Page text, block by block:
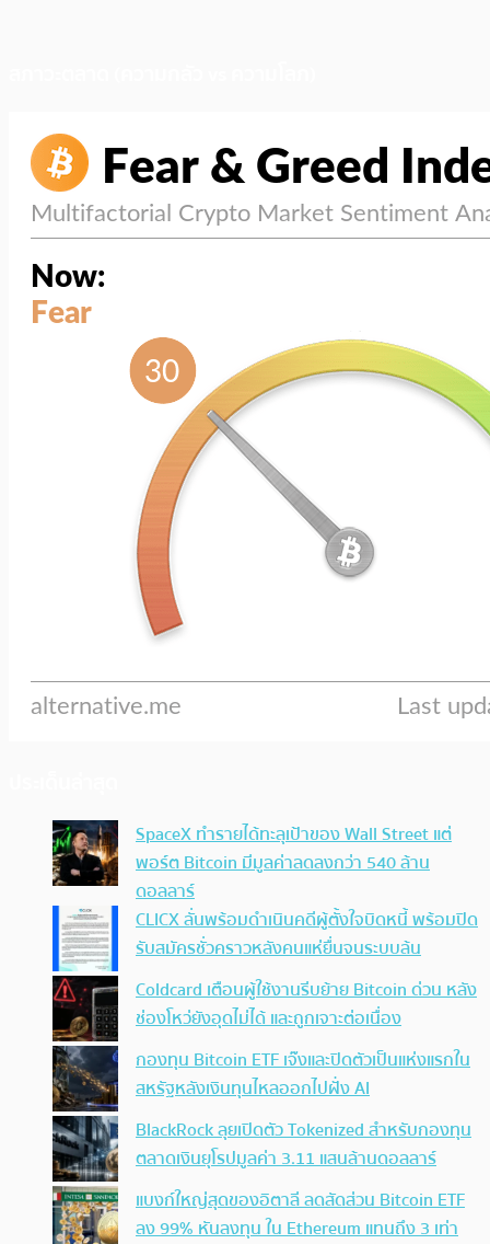
SpaceX ทำรายได้ทะลุเป้าของ Wall Street แต่
พอร์ต Bitcoin มีมูลค่าลดลงกว่า 540 ล้าน
ดอลลาร์
CLICX ลั่นพร้อมดำเนินคดีผู้ตั้งใจบิดหนี้ พร้อมปิด
รับสมัครชั่วคราวหลังคนแห่ยื่นจนระบบล้น
Coldcard เตือนผู้ใช้งานรีบย้าย Bitcoin ด่วน หลัง
ช่องโหว่ยังอุดไม่ได้ และถูกเจาะต่อเนื่อง
กองทุน Bitcoin ETF เจ๊งและปิดตัวเป็นแห่งแรกใน
สหรัฐหลังเงินทุนไหลออกไปฝั่ง AI
BlackRock ลุยเปิดตัว Tokenized สำหรับกองทุน
ตลาดเงินยุโรปมูลค่า 3.11 แสนล้านดอลลาร์
แบงก์ใหญ่สุดของอิตาลี ลดสัดส่วน Bitcoin ETF
ลง 99% หันลงทุน ใน Ethereum แทนถึง 3 เท่า